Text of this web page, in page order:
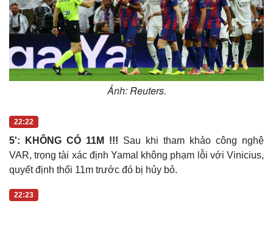
Ảnh: Reuters.
22:22
5': KHÔNG CÓ 11M !!! Sau khi tham khảo công nghệ
VAR, trọng tài xác định Yamal không phạm lỗi với Vinicius,
quyết định thổi 11m trước đó bị hủy bỏ.
22:23